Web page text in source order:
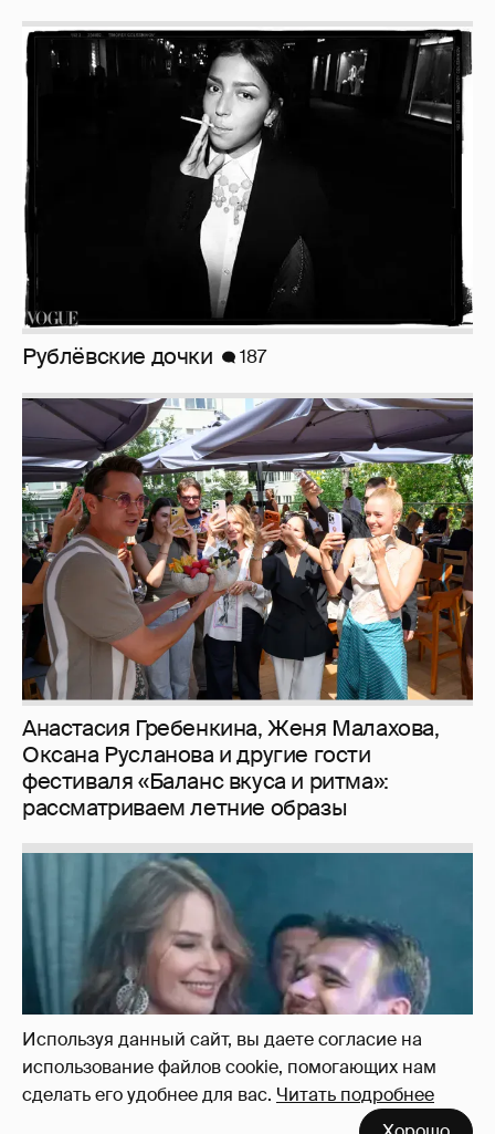
Используя данный сайт, вы даете согласие на
использование файлов cookie, помогающих нам
сделать его удобнее для вас. Читать подробнее
Рублёвские дочки 187
Анастасия Гребенкина, Женя Малахова,
Оксана Русланова и другие гости
фестиваля «Баланс вкуса и ритма»:
рассматриваем летние образы